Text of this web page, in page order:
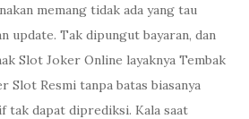
memang tidak ada yang tau
update. Tak dipungut bayaran, dan
Slot Joker Online layaknya Tembak
Slot Resmi tanpa batas biasanya
tak dapat diprediksi. Kala saat